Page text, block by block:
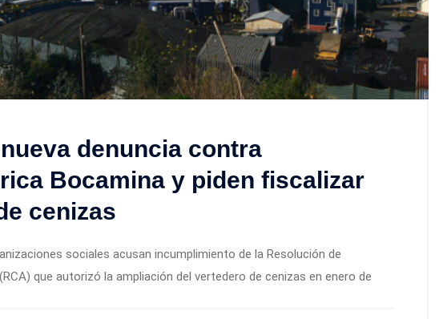
denuncia contra
Bocamina y piden fiscalizar
cenizas
sociales acusan incumplimiento de la Resolución de
que autorizó la ampliación del vertedero de cenizas en enero de